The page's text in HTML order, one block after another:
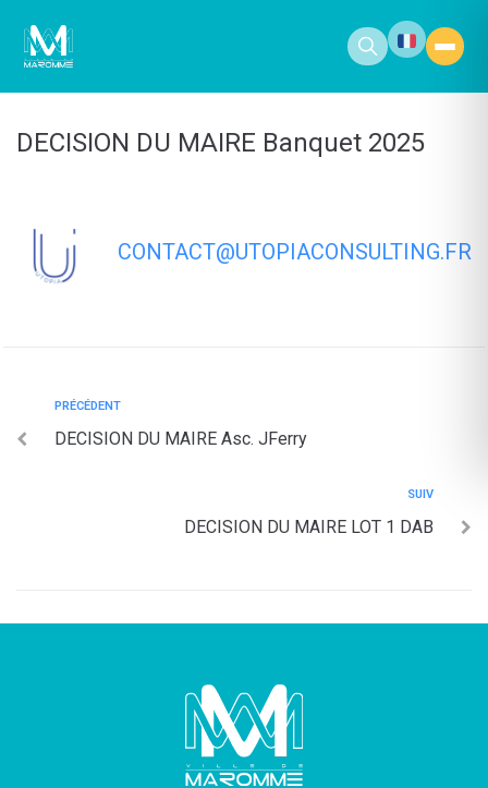
principal
DECISION DU MAIRE Banquet 2025
CONTACT@UTOPIACONSULTING.FR
PRÉCÉDENT
DECISION DU MAIRE Asc. JFerry
SUIV
DECISION DU MAIRE LOT 1 DAB